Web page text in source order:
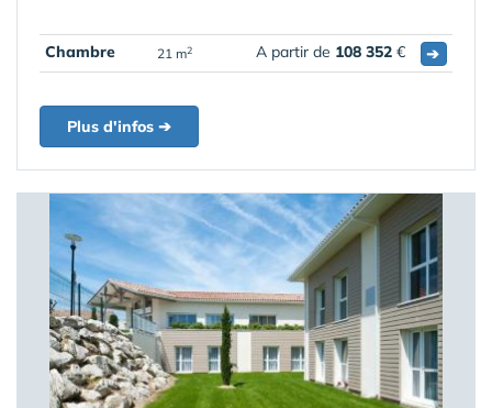
Chambre 21 m2 A partir de 108 352 € ➔
Plus d'infos ➔